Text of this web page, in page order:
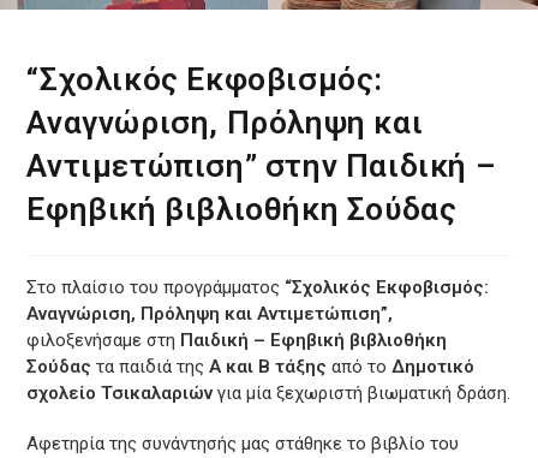
“Σχολικός Εκφοβισμός:
Αναγνώριση, Πρόληψη και
Αντιμετώπιση” στην Παιδική –
Εφηβική βιβλιοθήκη Σούδας
Στο πλαίσιο του προγράμματος “Σχολικός Εκφοβισμός:
Αναγνώριση, Πρόληψη και Αντιμετώπιση”,
φιλοξενήσαμε στη Παιδική – Εφηβική βιβλιοθήκη
Σούδαςτα παιδιά τηςΑ και Β τάξης από τοΔημοτικό
σχολείο Τσικαλαριών για μία ξεχωριστή βιωματική δράση.
Αφετηρία της συνάντησής μας στάθηκε το βιβλίο του